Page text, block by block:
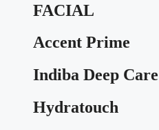
FACIAL
Accent Prime
Indiba Deep Care
Hydratouch